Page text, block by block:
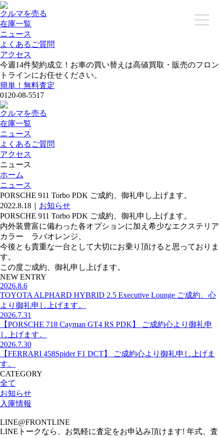
クルマを売る
在庫一覧
ニュース
よくあるご質問
アクセス
今週 14件契約成立！お車の買い替えは高値買取・販売のフロン
トラインにお任せください。
簡単！無料査定
0120-08-5517
クルマを売る
在庫一覧
ニュース
よくあるご質問
アクセス
ニュース
ホーム
ニュース
PORSCHE 911 Torbo PDK ご成約、御礼申し上げます。
2022.8.18
お知らせ
PORSCHE 911 Torbo PDK ご成約、御礼申し上げます。
内外装豊富に備わった各オプションに加え希少なエクステリア
カラー ラバオレンジ、
今後とも貴重な一台として大切にお乗り頂けると思っておりま
す。
この度ご成約、御礼申し上げます。
NEW ENTRY
2026.8.6
TOYOTA ALPHARD HYBRID 2.5 Executive Lounge ご成約、心
より御礼申し上げます。
2026.7.31
【PORSCHE 718 Cayman GT4 RS PDK】 ご成約心より御礼申
し上げます。
2026.7.30
【FERRARI 458Spider F1 DCT】 ご成約心より御礼申し上げま
す。
CATEGORY
全て
お知らせ
入庫情報
LINE@FRONTLINE
LINEトークなら、お気軽に査定をお申込み頂けます! 年式、査
toggle